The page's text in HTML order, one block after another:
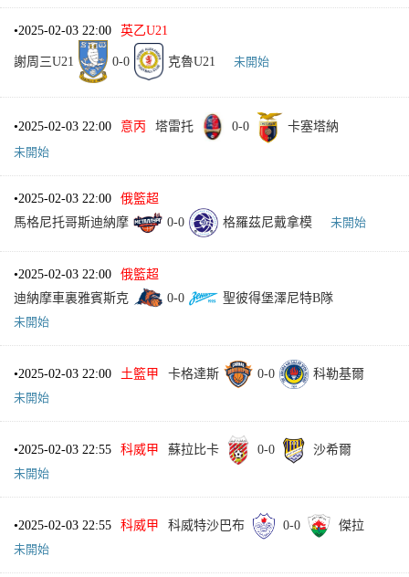
•2025-02-03 22:00 英乙U21
謝周三U21 0-0 克魯U21 未開始
•2025-02-03 22:00 意丙 塔雷托 0-0
卡塞塔納
未開始
•2025-02-03 22:00
俄籃超
馬格尼托哥斯迪納摩
0-0 格羅茲尼戴拿模 未開始
•2025-02-03 22:00
俄籃超
迪納摩車裏雅賓斯克
0-0
聖彼得堡澤尼特B隊
未開始
•2025-02-03 22:00 土籃甲 卡格達斯 0-0
科勒基爾
未開始
•2025-02-03 22:55 科威甲 蘇拉比卡 0-0
沙希爾
未開始
•2025-02-03 22:55 科威甲 科威特沙巴布 0-0
傑拉
未開始